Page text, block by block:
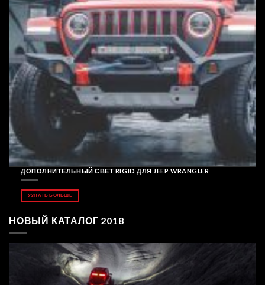
ДОПОЛНИТЕЛЬНЫЙ СВЕТ RIGID ДЛЯ JEEP WRANGLER
УЗНАТЬ БОЛЬШЕ
НОВЫЙ КАТАЛОГ 2018